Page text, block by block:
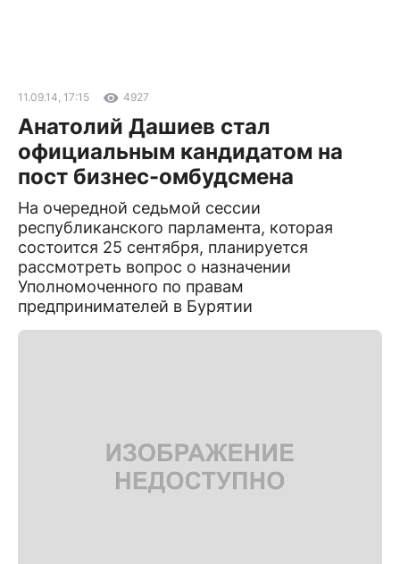
11.09.14, 17:15 4927
Анатолий Дашиев стал
официальным кандидатом на
пост бизнес-омбудсмена
На очередной седьмой сессии
республиканского парламента, которая
состоится 25 сентября, планируется
рассмотреть вопрос о назначении
Уполномоченного по правам
предпринимателей в Бурятии